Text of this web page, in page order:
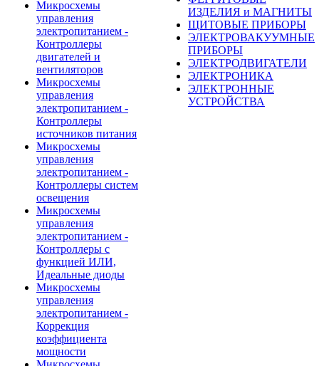
Микросхемы
управления
электропитанием -
Контроллеры
двигателей и
вентиляторов
Микросхемы
управления
электропитанием -
Контроллеры
источников питания
Микросхемы
управления
электропитанием -
Контроллеры систем
освещения
Микросхемы
управления
электропитанием -
Контроллеры с
функцией ИЛИ,
Идеальные диоды
Микросхемы
управления
электропитанием -
Коррекция
коэффициента
мощности
ИЗДЕЛИЯ и МАГНИТЫ
ЩИТОВЫЕ ПРИБОРЫ
ЭЛЕКТРОВАКУУМНЫЕ
ПРИБОРЫ
ЭЛЕКТРОДВИГАТЕЛИ
ЭЛЕКТРОНИКА
ЭЛЕКТРОННЫЕ
УСТРОЙСТВА